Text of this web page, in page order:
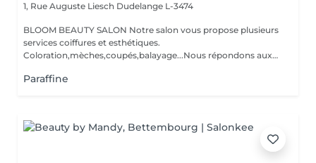
1, Rue Auguste Liesch Dudelange L-3474
BLOOM BEAUTY SALON Notre salon vous propose plusieurs
services coiffures et esthétiques.
Coloration,mèches,coupés,balayage...Nous répondons aux
Paraffine